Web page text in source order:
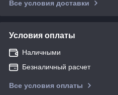
Все условия доставки
Условия оплаты
Наличными
Безналичный расчет
Все условия оплаты